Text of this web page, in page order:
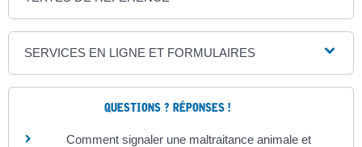
SERVICES EN LIGNE ET FORMULAIRES
QUESTIONS ? RÉPONSES !
Comment signaler une maltraitance animale et